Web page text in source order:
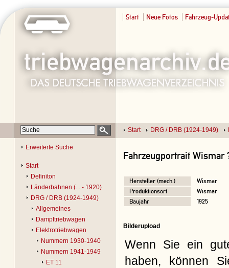
Start Neue Fotos Fahrzeug-
Start DRG / DRB (1924-1949)
Erweiterte Suche
Start
Definiton
Länderbahnen (... - 1920)
DRG / DRB (1924-1949)
Allgemeines
Dampftriebwagen
Elektrotriebwagen
Nummern 1930-1940
Nummern 1941-1949
ET 11
Fahrzeugportrait Wismar
Hersteller (mech.)
Wismar
Produktionsort
Wismar
Baujahr
1925
Bilderupload
Wenn Sie ein
haben, können